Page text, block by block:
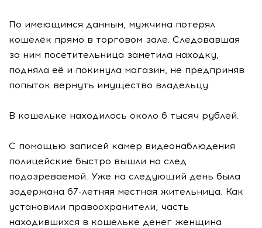
По имеющимся данным, мужчина потерял
кошелёк прямо в торговом зале. Следовавшая
за ним посетительница заметила находку,
подняла её и покинула магазин, не предприняв
попыток вернуть имущество владельцу.
В кошельке находилось около 6 тысяч рублей.
С помощью записей камер видеонаблюдения
полицейские быстро вышли на след
подозреваемой. Уже на следующий день была
задержана 67-летняя местная жительница. Как
установили правоохранители, часть
находившихся в кошельке денег женщина